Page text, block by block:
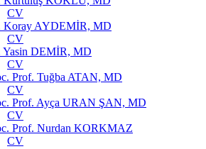
CV
Koray AYDEMİR, MD
CV
Yasin DEMİR, MD
CV
Prof. Tuğba ATAN, MD
CV
Prof. Ayça URAN ŞAN, MD
CV
Prof. Nurdan KORKMAZ
CV